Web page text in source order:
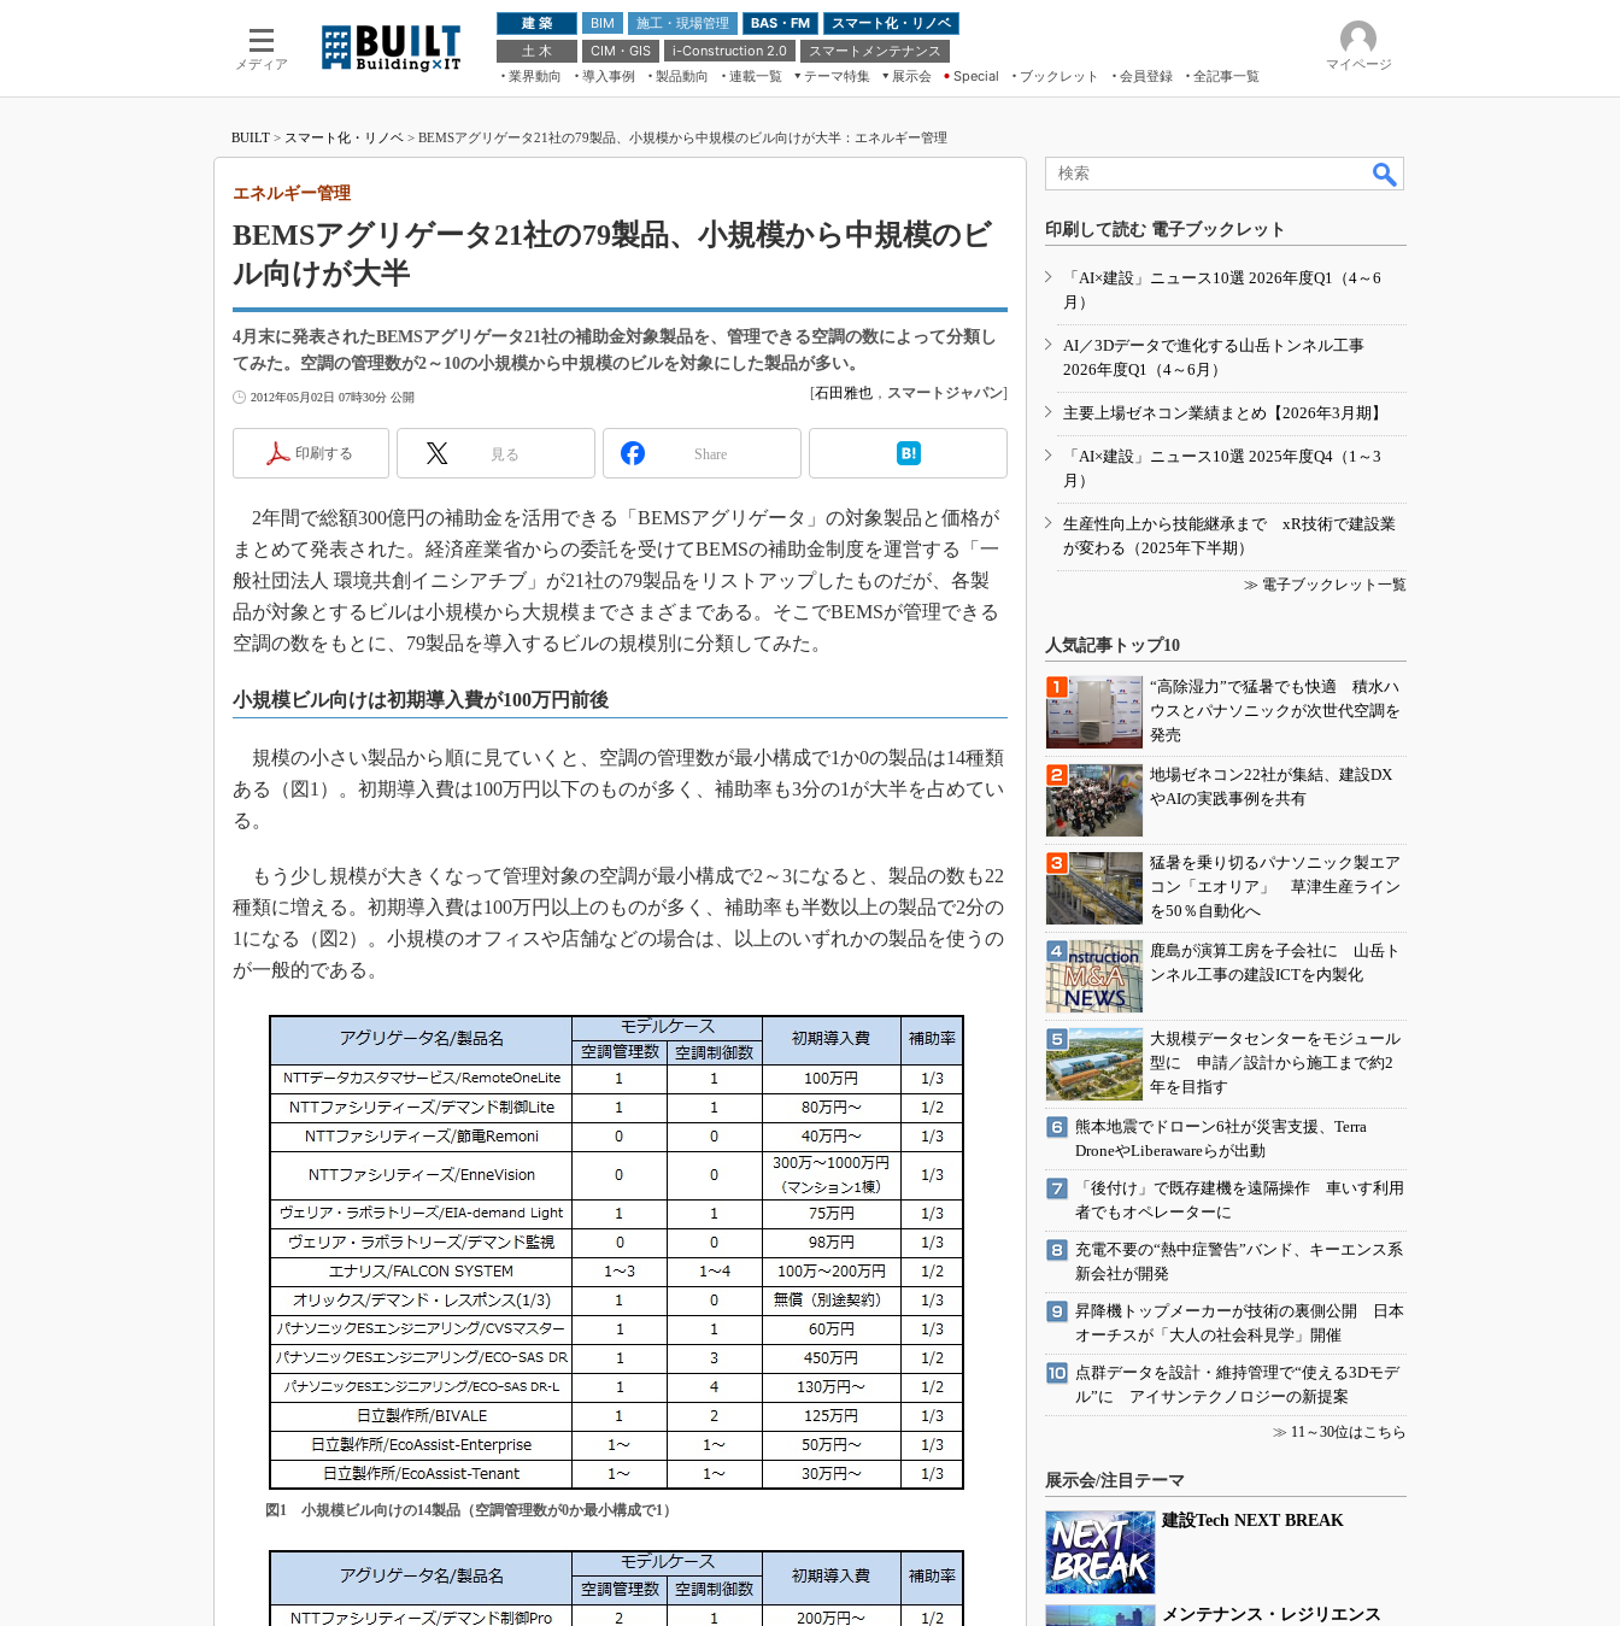
メディア
建 築 BIM 施工・現場管理 BAS・FM
スマート化・リノベ
土 木
CIM・GIS i-Construction 2.0
スマートメンテナンス
業界動向
導入事例 製品動向 連載一覧
テーマ特集
ドローンがもたらす建設業界の“ゲー
ムチェンジ” Ver.2.0
“Society5.0”時代のスマートビル
展示会
第8回 国際 建設・測量展
築・土木・不動産の先端技術展－
メンテナンス・レジリエンスOSAKA
日本 ものづくりワールド 2020
メンテナンス・レジリエンスTOKYO
IGAS2018
Special ブックレット 会員登録 全記事一覧
マイページ
BUILT > スマート化・リノベ > BEMSアグリゲータ21社の79製品、小規模から中規模のビル向けが大半：エネルギー管理
BEMSアグリゲータ21社の79製品、小規模から中規模のビ
ル向けが大半
エネルギー管理
4月末に発表されたBEMSアグリゲータ21社の補助金対象製品を、管理できる空調の数によって分類し
てみた。空調の管理数が2～10の小規模から中規模のビルを対象にした製品が多い。
2012年05月02日 07時30分 公開 [石田雅也 ， スマートジャパン]
印刷する 見る Share
2年間で総額300億円の補助金を活用できる「BEMSアグリゲータ」の対象製品と価格が
まとめて発表された。経済産業省からの委託を受けてBEMSの補助金制度を運営する「一
般社団法人 環境共創イニシアチブ」が21社の79製品をリストアップしたものだが、各製
品が対象とするビルは小規模から大規模までさまざまである。そこでBEMSが管理できる
空調の数をもとに、79製品を導入するビルの規模別に分類してみた。
小規模ビル向けは初期導入費が100万円前後
規模の小さい製品から順に見ていくと、空調の管理数が最小構成で1か0の製品は14種類
ある（図1）。初期導入費は100万円以下のものが多く、補助率も3分の1が大半を占めてい
る。
もう少し規模が大きくなって管理対象の空調が最小構成で2～3になると、製品の数も22
種類に増える。初期導入費は100万円以上のものが多く、補助率も半数以上の製品で2分の
1になる（図2）。小規模のオフィスや店舗などの場合は、以上のいずれかの製品を使うの
が一般的である。
図1 小規模ビル向けの14製品（空調管理数が0か最小構成で1）
印刷して読む 電子ブックレット
「AI×建設」ニュース10選 2026年度Q1（4～6
月）
AI／3Dデータで進化する山岳トンネル工事
2026年度Q1（4～6月）
主要上場ゼネコン業績まとめ【2026年3月期】
「AI×建設」ニュース10選 2025年度Q4（1～3
月）
生産性向上から技能継承まで xR技術で建設業
が変わる（2025年下半期）
≫ 電子ブックレット一覧
人気記事トップ10
“高除湿力”で猛暑でも快適 積水ハ
ウスとパナソニックが次世代空調を
発売
地場ゼネコン22社が集結、建設DX
やAIの実践事例を共有
猛暑を乗り切るパナソニック製エア
コン「エオリア」 草津生産ライン
を50％自動化へ
鹿島が演算工房を子会社に 山岳ト
ンネル工事の建設ICTを内製化
大規模データセンターをモジュール
型に 申請／設計から施工まで約2
年を目指す
熊本地震でドローン6社が災害支援、Terra
DroneやLiberawareらが出動
「後付け」で既存建機を遠隔操作 車いす利用
者でもオペレーターに
充電不要の“熱中症警告”バンド、キーエンス系
新会社が開発
昇降機トップメーカーが技術の裏側公開 日本
オーチスが「大人の社会科見学」開催
点群データを設計・維持管理で“使える3Dモデ
ル”に アイサンテクノロジーの新提案
≫ 11～30位はこちら
展示会/注目テーマ
建設Tech NEXT BREAK
メンテナンス・レジリエンス